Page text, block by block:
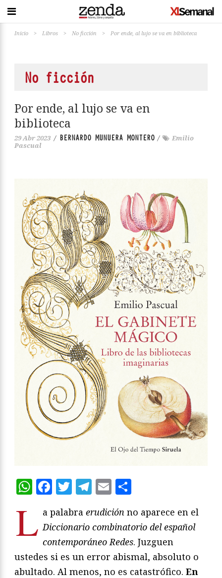
Inicio > Libros > No ficción > Por ende, al lujo se va en biblioteca
No ficción
Por ende, al lujo se va en
biblioteca
29 Abr 2023 / BERNARDO MUNUERA MONTERO /
Emilio
Pascual
WhatsApp
Facebook
Twitter
Telegram
Email
L a palabra erudición no aparece en el
Diccionario combinatorio del español
contemporáneo Redes. Juzguen
ustedes si es un error abismal, absoluto o
abultado. Al menos, no es catastrófico. En